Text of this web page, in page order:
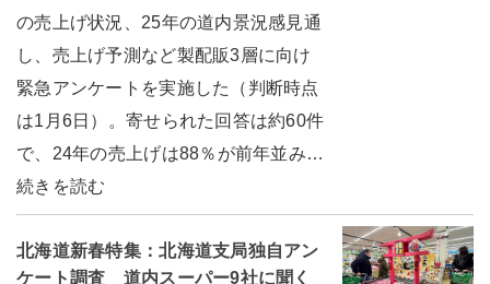
の売上げ状況、25年の道内景況感見通
し、売上げ予測など製配販3層に向け
緊急アンケートを実施した（判断時点
は1月6日）。寄せられた回答は約60件
で、24年の売上げは88％が前年並み…
続きを読む
北海道新春特集：北海道支局独自アン
ケート調査 道内スーパー9社に聞く